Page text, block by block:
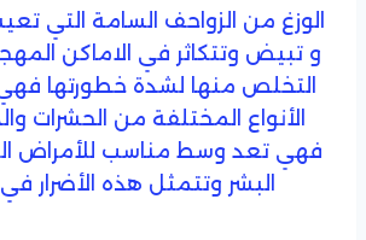
الوزغ من الزواحف السامة التي
و تبيض وتتكاثر في الاماكن
التخلص منها لشدة خطورتها
الأنواع المختلفة من الحشرات
فهي تعد وسط مناسب للأمراض
البشر وتتمثل هذه الأضرار